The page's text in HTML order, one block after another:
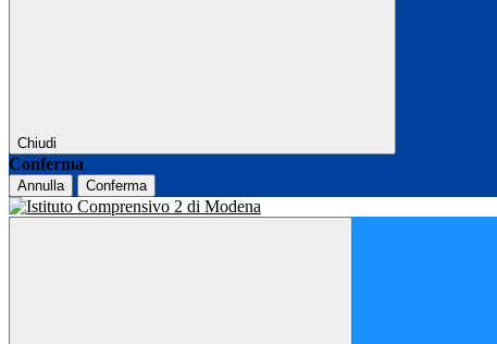
Chiudi
Conferma
Annulla Conferma